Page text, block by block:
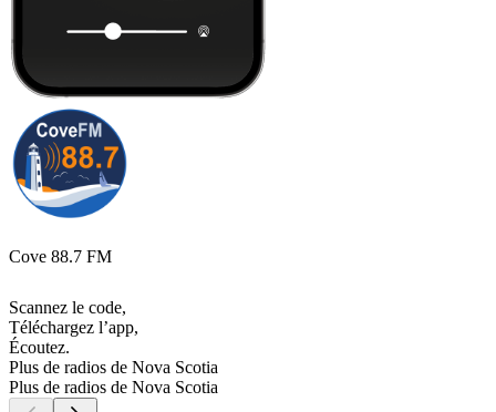
Cove 88.7 FM
Scannez le code,
Téléchargez l’app,
Écoutez.
Plus de radios de Nova Scotia
Plus de radios de Nova Scotia